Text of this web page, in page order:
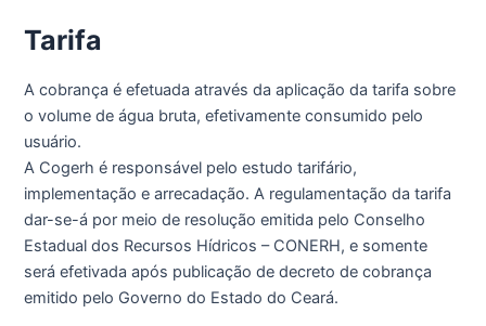
Tarifa
A cobrança é efetuada através da aplicação da tarifa sobre
o volume de água bruta, efetivamente consumido pelo
usuário.
A Cogerh é responsável pelo estudo tarifário,
implementação e arrecadação. A regulamentação da tarifa
dar-se-á por meio de resolução emitida pelo Conselho
Estadual dos Recursos Hídricos – CONERH, e somente
será efetivada após publicação de decreto de cobrança
emitido pelo Governo do Estado do Ceará.